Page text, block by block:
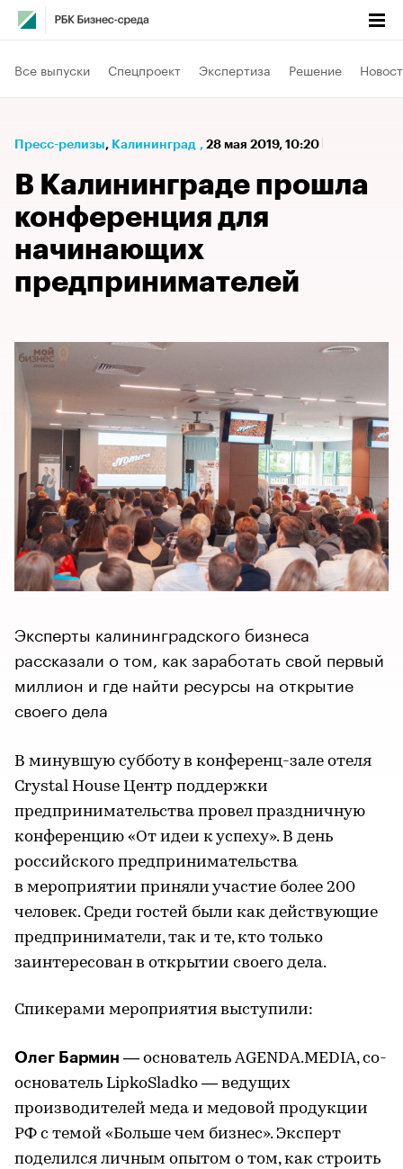
Все выпуски Спецпроект Экспертиза Решение
Пресс-релизы⁠, Калининград , 28 мая 2019, 10:20
В Калининграде прошла
конференция для
начинающих
предпринимателей
Эксперты калининградского бизнеса
рассказали о том, как заработать свой первый
миллион и где найти ресурсы на открытие
своего дела
В минувшую субботу в конференц-зале отеля
Crystal House Центр поддержки
предпринимательства провел праздничную
конференцию «От идеи к успеху». В день
российского предпринимательства
в мероприятии приняли участие более 200
человек. Среди гостей были как действующие
предприниматели, так и те, кто только
заинтересован в открытии своего дела.
Спикерами мероприятия выступили:
Олег Бармин — основатель AGENDA.MEDIA, со-
основатель LipkoSladko — ведущих
производителей меда и медовой продукции
РФ с темой «Больше чем бизнес». Эксперт
поделился личным опытом о том, как строить